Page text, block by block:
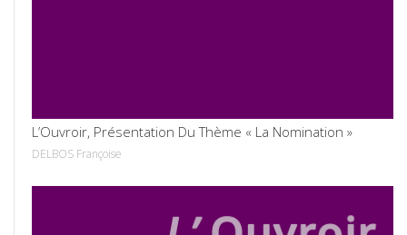
L’Ouvroir, Présentation Du Thème « La Nomination »
DELBOS Françoise